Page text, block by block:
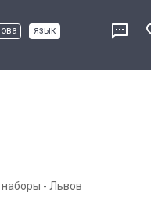
язык
наборы - Львов